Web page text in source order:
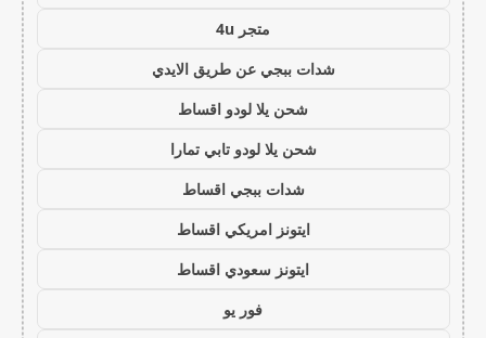
متجر 4u
شدات ببجي عن طريق الايدي
شحن يلا لودو اقساط
شحن يلا لودو تابي تمارا
شدات ببجي اقساط
ايتونز امريكي اقساط
ايتونز سعودي اقساط
فور يو